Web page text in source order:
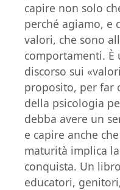
capire non solo
perché agiamo, e
valori, che sono
comportamenti. È
discorso sui
proposito, per far
della psicologia
debba avere un
e capire anche
maturità implica
conquista. Un
educatori,